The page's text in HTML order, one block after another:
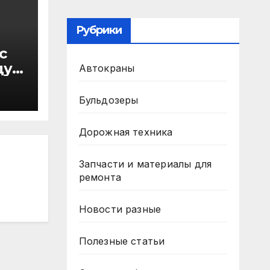
Рубрики
Автокраны
Бульдозеры
Дорожная техника
Запчасти и материалы для
ремонта
Новости разные
Полезные статьи